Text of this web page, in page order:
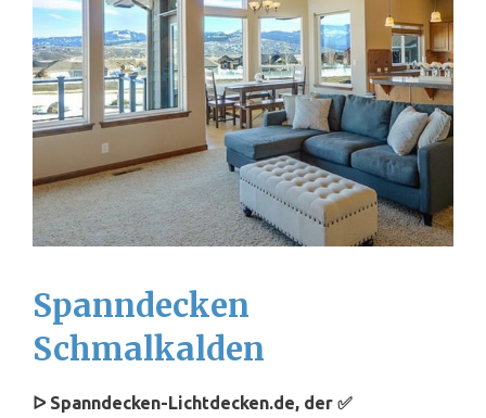
Spanndecken
Schmalkalden
ᐅ Spanndecken-Lichtdecken.de, der ✅